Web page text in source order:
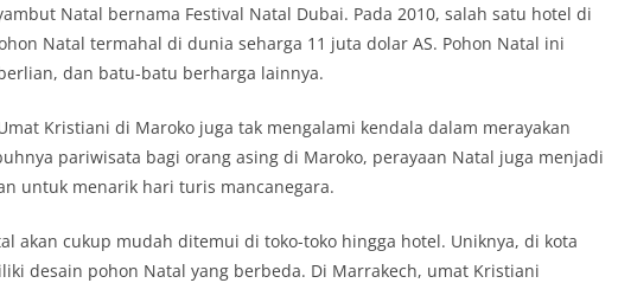
Natal bernama Festival Natal Dubai. Pada 2010, salah satu hotel di
Natal termahal di dunia seharga 11 juta dolar AS. Pohon Natal ini
dan batu-batu berharga lainnya.
Kristiani di Maroko juga tak mengalami kendala dalam merayakan
pariwisata bagi orang asing di Maroko, perayaan Natal juga menjadi
untuk menarik hari turis mancanegara.
akan cukup mudah ditemui di toko-toko hingga hotel. Uniknya, di kota
desain pohon Natal yang berbeda. Di Marrakech, umat Kristiani